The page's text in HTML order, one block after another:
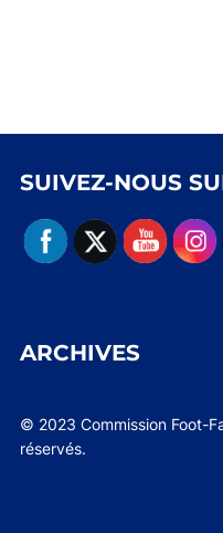
SUIVEZ-NOUS
ARCHIVES
© 2023 Commission Foot-
réservés.